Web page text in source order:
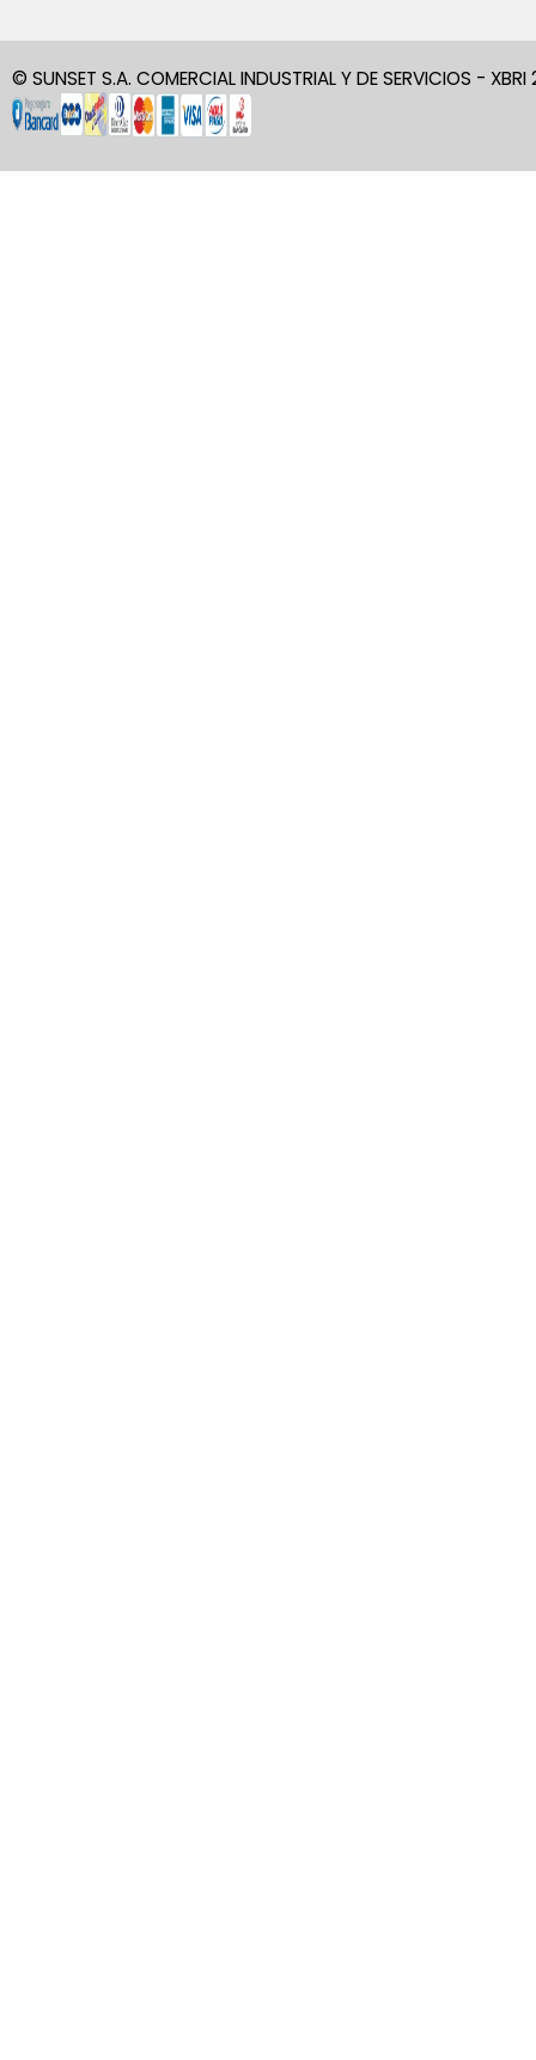
© SUNSET S.A. COMERCIAL INDUSTRIAL Y DE SERVICIOS -